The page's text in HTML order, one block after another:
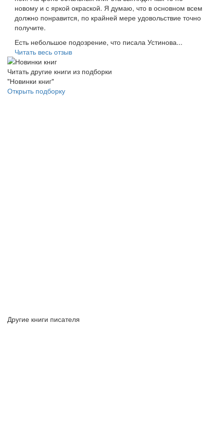
новому и с яркой окраской. Я думаю, что в основном всем
должно понравится, по крайней мере удовольствие точно
получите.
Есть небольшое подозрение, что писала Устинова...
Читать весь отзыв
Читать другие книги из подборки
"Новинки книг"
Открыть подборку
Другие книги писателя